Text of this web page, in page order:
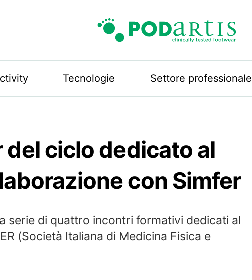
Tecnologie Settore professionale
ciclo dedicato al
con Simfer
serie di quattro incontri formativi dedicati al
(Società Italiana di Medicina Fisica e